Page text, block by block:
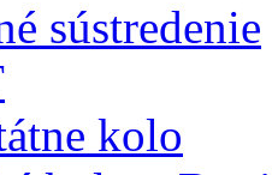
sústredenie
kolo